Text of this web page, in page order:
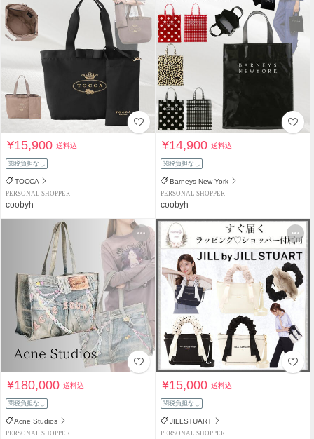
¥15,900送料込
関税負担なし
TOCCA
PERSONAL SHOPPER
coobyh
¥14,900送料込
関税負担なし
Barneys New York
PERSONAL SHOPPER
coobyh
¥180,000送料込
関税負担なし
Acne Studios
PERSONAL SHOPPER
¥15,000送料込
関税負担なし
JILLSTUART
PERSONAL SHOPPER